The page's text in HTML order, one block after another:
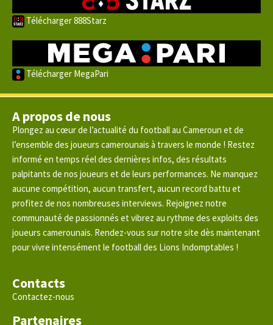
Télécharger 888Starz
Télécharger MegaPari
A propos de nous
Plongez au cœur de l’actualité du football au Cameroun et de
l’ensemble des joueurs camerounais à travers le monde ! Restez
informé en temps réel des dernières infos, des résultats
palpitants de nos joueurs et de leurs performances. Ne manquez
aucune compétition, aucun transfert, aucun record battu et
profitez de nos nombreuses interviews. Rejoignez notre
communauté de passionnés et vibrez au rythme des exploits des
joueurs camerounais. Rendez-vous sur notre site dès maintenant
pour vivre intensément le football des Lions Indomptables !
Contacts
Contactez-nous
Partenaires